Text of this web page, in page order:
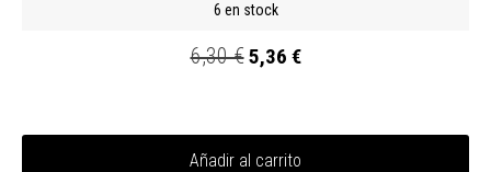
6 en stock
6,30 €5,36 €
Añadir al carrito